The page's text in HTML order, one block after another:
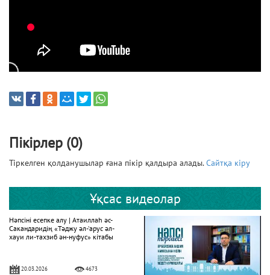
Пікірлер (0)
Тіркелген қолданушылар ғана пікір қалдыра алады.Сайтқа кіру
Ұқсас видеолар
Нәпсіні есепке алу | Атаиллаһ әс-
Сакандаридің «Тәджу әл-‘арус әл-
хауи ли-тахзиб ән-нуфус» кітабы
20.03.2026 4673